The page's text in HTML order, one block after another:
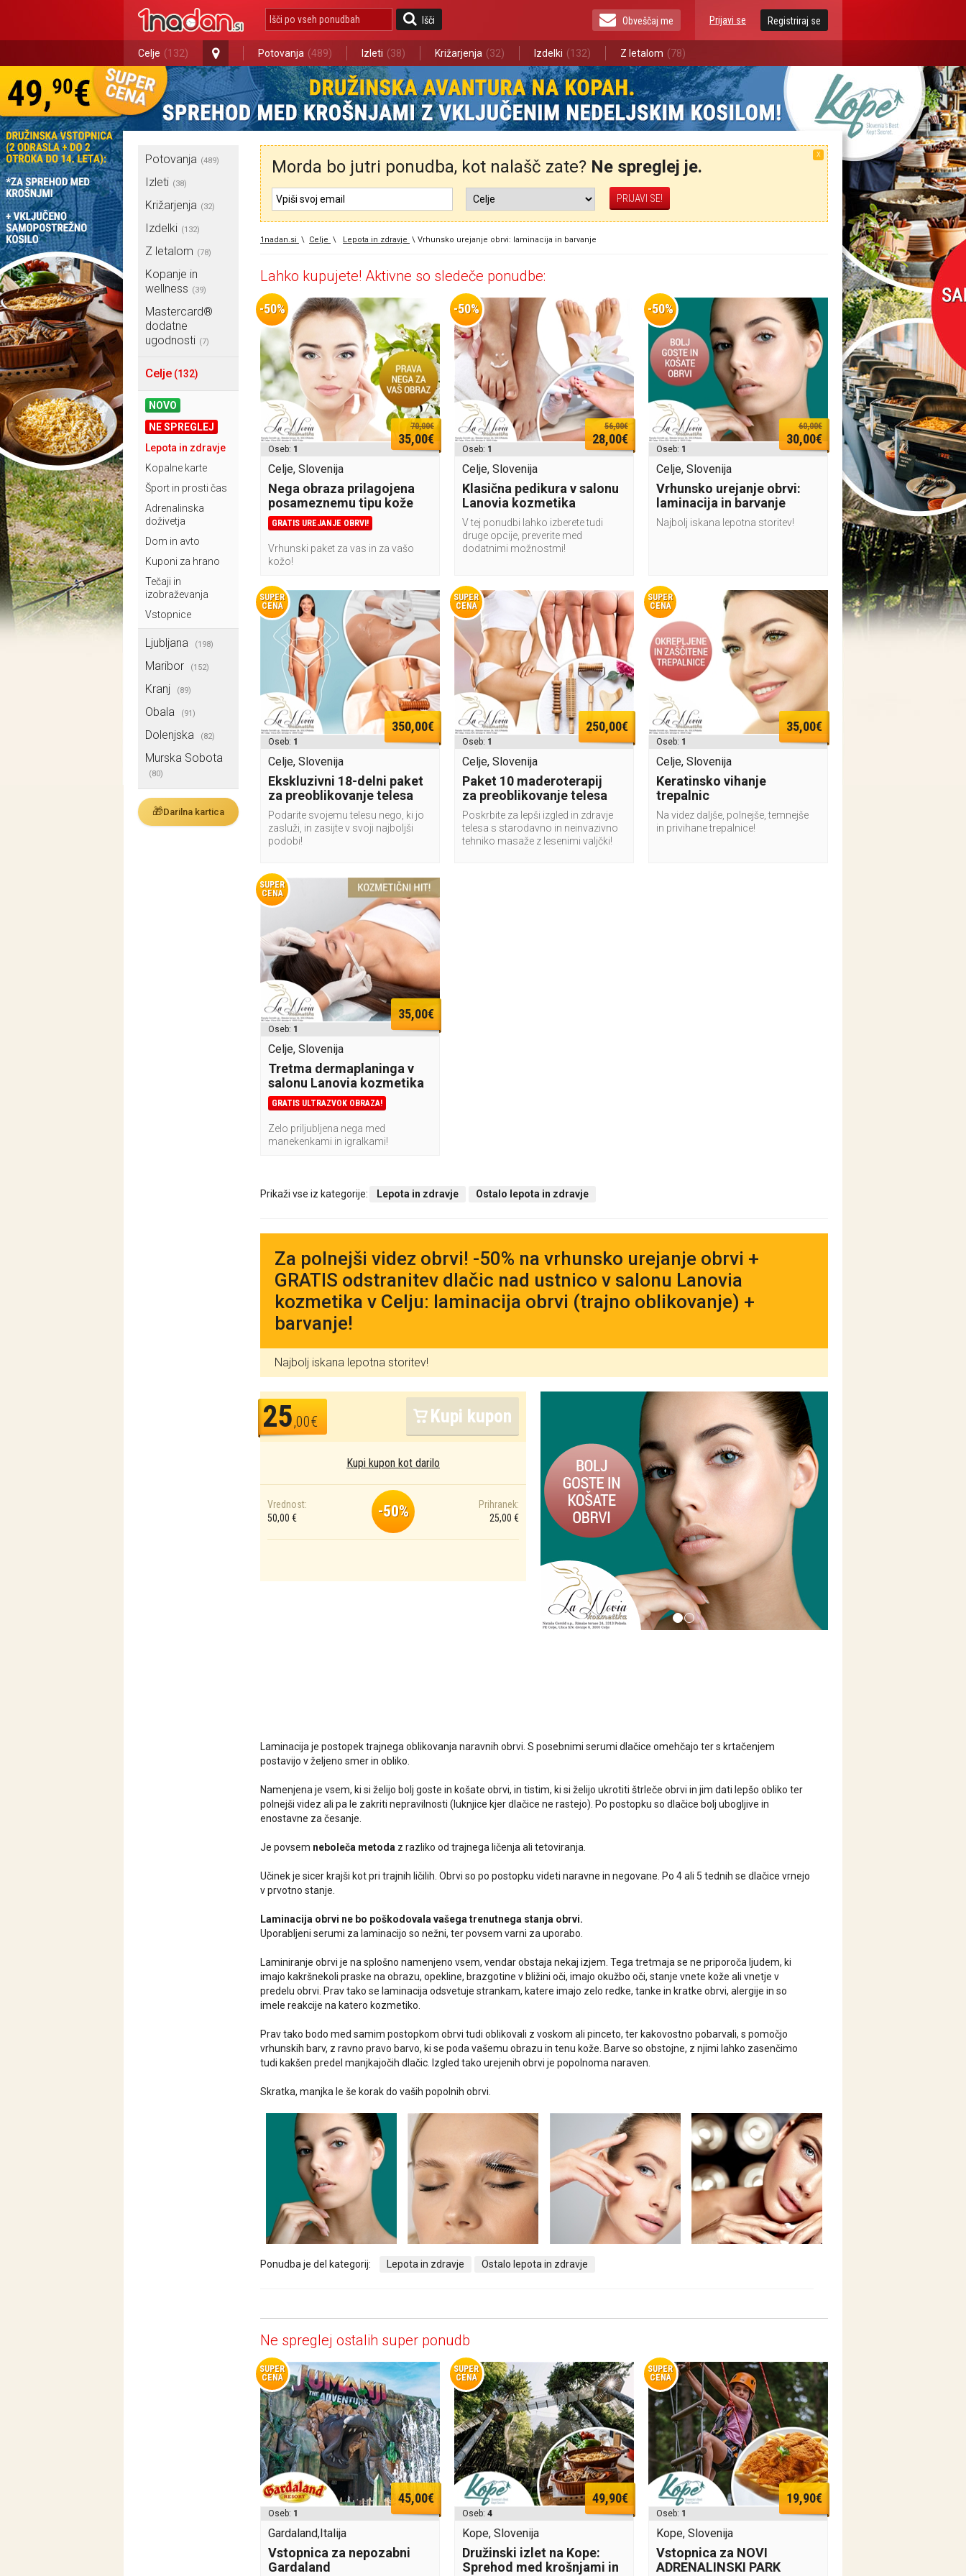
Išči Prijavi se Registriraj se
Obveščaj me
Celje (132) Potovanja (489) Izleti (38) Križarjenja (32) Izdelki (132) Z letalom (78)
Potovanja (489)
Izleti (38)
Križarjenja (32)
Izdelki (132)
Z letalom (78)
Kopanje in
wellness (39)
Mastercard®
dodatne
ugodnosti (7)
Celje (132)
NOVO
NE SPREGLEJ
Lepota in zdravje
Kopalne karte
Šport in prosti čas
Adrenalinska
doživetja
Dom in avto
Kuponi za hrano
Tečaji in
izobraževanja
Vstopnice
Ljubljana (198)
Maribor (152)
Kranj (89)
Obala (91)
Dolenjska (82)
Murska Sobota
(80)
🎁Darilna kartica
X
Morda bo jutri ponudba, kot nalašč zate? Ne spreglej je.
1nadan.si \ Celje \ Lepota in zdravje \ Vrhunsko urejanje obrvi: laminacija in barvanje
Lahko kupujete! Aktivne so sledeče ponudbe:
-50%
70,00€
35,00€
Oseb: 1
Celje, Slovenija
Nega obraza prilagojena
posameznemu tipu kože
GRATIS UREJANJE OBRVI!
Vrhunski paket za vas in za vašo
kožo!
-50%
56,00€
28,00€
Oseb: 1
Celje, Slovenija
Klasična pedikura v salonu
Lanovia kozmetika
V tej ponudbi lahko izberete tudi
druge opcije, preverite med
dodatnimi možnostmi!
-50%
60,00€
30,00€
Oseb: 1
Celje, Slovenija
Vrhunsko urejanje obrvi:
laminacija in barvanje
Najbolj iskana lepotna storitev!
SUPER
CENA
350,00€
Oseb: 1
Celje, Slovenija
Ekskluzivni 18-delni paket
za preoblikovanje telesa
Podarite svojemu telesu nego, ki jo
zasluži, in zasijte v svoji najboljši
podobi!
SUPER
CENA
250,00€
Oseb: 1
Celje, Slovenija
Paket 10 maderoterapij
za preoblikovanje telesa
Poskrbite za lepši izgled in zdravje
telesa s starodavno in neinvazivno
tehniko masaže z lesenimi valjčki!
SUPER
CENA
35,00€
Oseb: 1
Celje, Slovenija
Keratinsko vihanje
trepalnic
Na videz daljše, polnejše, temnejše
in privihane trepalnice!
SUPER
CENA
35,00€
Oseb: 1
Celje, Slovenija
Tretma dermaplaninga v
salonu Lanovia kozmetika
GRATIS ULTRAZVOK OBRAZA!
Zelo priljubljena nega med
manekenkami in igralkami!
Prikaži vse iz kategorije: Lepota in zdravje Ostalo lepota in zdravje
Za polnejši videz obrvi! -50% na vrhunsko urejanje obrvi +
GRATIS odstranitev dlačic nad ustnico v salonu Lanovia
kozmetika v Celju: laminacija obrvi (trajno oblikovanje) +
barvanje!
Najbolj iskana lepotna storitev!
25,00€ Kupi kupon
Kupi kupon kot darilo
Vrednost:
50,00 €
-50%
Prihranek:
25,00 €
Laminacija je postopek trajnega oblikovanja naravnih obrvi. S posebnimi serumi dlačice omehčajo ter s krtačenjem
postavijo v željeno smer in obliko.
Namenjena je vsem, ki si želijo bolj goste in košate obrvi, in tistim, ki si želijo ukrotiti štrleče obrvi in jim dati lepšo obliko ter
polnejši videz ali pa le zakriti nepravilnosti (luknjice kjer dlačice ne rastejo). Po postopku so dlačice bolj ubogljive in
enostavne za česanje.
Je povsem neboleča metoda z razliko od trajnega ličenja ali tetoviranja.
Učinek je sicer krajši kot pri trajnih ličilih. Obrvi so po postopku videti naravne in negovane. Po 4 ali 5 tednih se dlačice vrnejo
v prvotno stanje.
Laminacija obrvi ne bo poškodovala vašega trenutnega stanja obrvi.
Uporabljeni serumi za laminacijo so nežni, ter povsem varni za uporabo.
Laminiranje obrvi je na splošno namenjeno vsem, vendar obstaja nekaj izjem. Tega tretmaja se ne priporoča ljudem, ki
imajo kakršnekoli praske na obrazu, opekline, brazgotine v bližini oči, imajo okužbo oči, stanje vnete kože ali vnetje v
predelu obrvi. Prav tako se laminacija odsvetuje strankam, katere imajo zelo redke, tanke in kratke obrvi, alergije in so
imele reakcije na katero kozmetiko.
Prav tako bodo med samim postopkom obrvi tudi oblikovali z voskom ali pinceto, ter kakovostno pobarvali, s pomočjo
vrhunskih barv, z ravno pravo barvo, ki se poda vašemu obrazu in tenu kože. Barve so obstojne, z njimi lahko zasenčimo
tudi kakšen predel manjkajočih dlačic. Izgled tako urejenih obrvi je popolnoma naraven.
Skratka, manjka le še korak do vaših popolnih obrvi.
Ponudba je del kategorij: Lepota in zdravje Ostalo lepota in zdravje
Ne spreglej ostalih super ponudb
SUPER
CENA
45,00€
Oseb: 1
Gardaland,Italija
Vstopnica za nepozabni
Gardaland
SUPER
CENA
49,90€
Oseb: 4
Kope, Slovenija
Družinski izlet na Kope:
Sprehod med krošnjami in
SUPER
CENA
19,90€
Oseb: 1
Kope, Slovenija
Vstopnica za NOVI
ADRENALINSKI PARK